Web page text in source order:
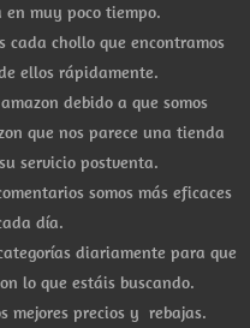
muy poco tiempo.
cada chollo que encontramos
ellos rápidamente.
debido a que somos
que nos parece una tienda
servicio postventa.
somos más eficaces
día.
diariamente para que
lo que estáis buscando.
mejores precios y rebajas.